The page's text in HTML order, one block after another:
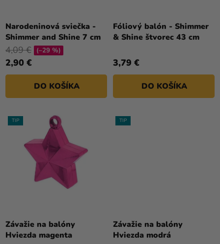
Sviatky
Kreatívne
potreby
Personalizované
produkty
Výpredaj
O
nás
Párty
T
O
V
Narodeninová sviečka -
Shimmer and Shine 7 cm
2,90 €
4,09 € (–29 %)
DO KOŠÍKA
Fóliový balón - Shimmer
& Shine štvorec 43 cm
3,79 €
DO KOŠÍKA
TIP
Závažie na balóny
Hviezda magenta
TIP
Závažie na balóny
Hviezda modrá